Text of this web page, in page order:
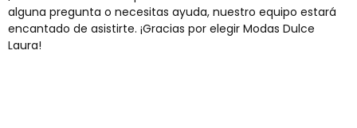
alguna pregunta o necesitas ayuda, nuestro equipo estará
encantado de asistirte. ¡Gracias por elegir Modas Dulce
Laura!